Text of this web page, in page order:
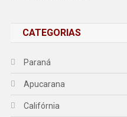
CATEGORIAS
Paraná
Apucarana
Califórnia